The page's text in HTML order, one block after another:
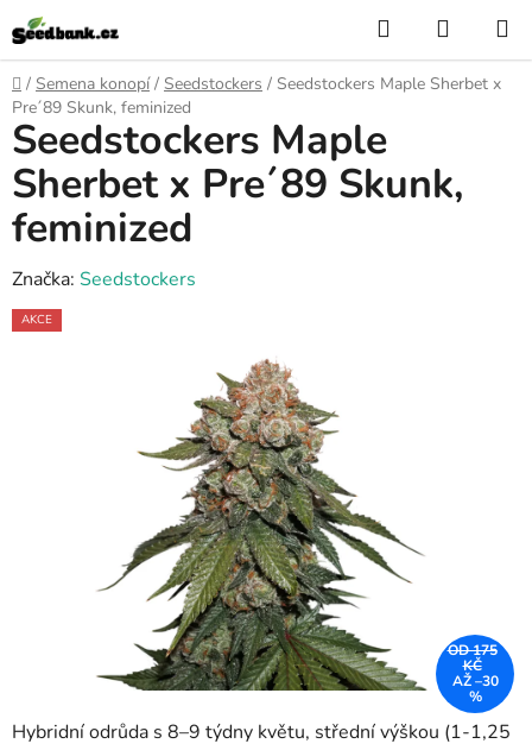
Přejít
na
obsah
Hledat
KOŠÍK
Domů
/ Semena konopí / Seedstockers / Seedstockers Maple Sherbet x
Pre´89 Skunk, feminized
Hybridní odrůda s 8–9 týdny květu, střední výškou (1-1,25
Seedstockers Maple
Sherbet x Pre´89 Skunk,
feminized
Značka: Seedstockers
AKCE
OD 175
KČ
AŽ –30
%